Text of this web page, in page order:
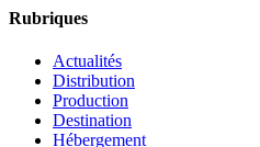
Rubriques
Actualités
Distribution
Production
Destination
Hébergement